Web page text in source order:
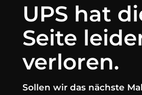
UPS hat
Seite
verloren.
Sollen wir das nächste